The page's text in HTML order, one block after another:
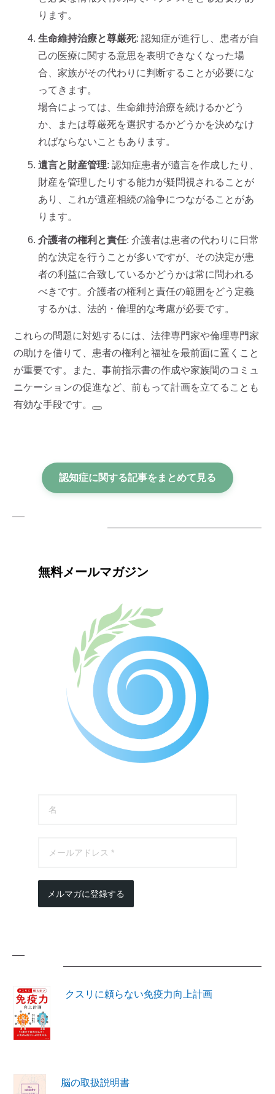
ります。
生命維持治療と尊厳死: 認知症が進行し、患者が自
己の医療に関する意思を表明できなくなった場
合、家族がその代わりに判断することが必要にな
ってきます。
場合によっては、生命維持治療を続けるかどう
か、または尊厳死を選択するかどうかを決めなけ
ればならないこともあります。
遺言と財産管理: 認知症患者が遺言を作成したり、
財産を管理したりする能力が疑問視されることが
あり、これが遺産相続の論争につながることがあ
ります。
介護者の権利と責任: 介護者は患者の代わりに日常
的な決定を行うことが多いですが、その決定が患
者の利益に合致しているかどうかは常に問われる
べきです。介護者の権利と責任の範囲をどう定義
するかは、法的・倫理的な考慮が必要です。
これらの問題に対処するには、法律専門家や倫理専門家
の助けを借りて、患者の権利と福祉を最前面に置くこと
が重要です。また、事前指示書の作成や家族間のコミュ
ニケーションの促進など、前もって計画を立てることも
有効な手段です。
認知症に関する記事をまとめて見る
無料メールマガジン
メルマガに登録する
クスリに頼らない免疫力向上計画
脳の取扱説明書